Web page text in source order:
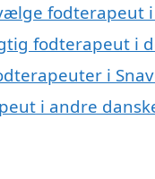
fodterapeut i
fodterapeut i
i
i andre